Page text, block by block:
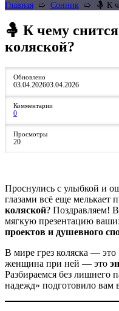
Главная ➯ Сонник ➯ 🤱 К
🤱 К чему
коляской?
Обновлено
03.04.202603.04.2026
Комментарии
0
Просмотры
20
Проснулись с улыбкой и
глазами всё еще мелькает
коляской? Поздравляем!
мягкую презентацию
проектов и душевного
В мире грез коляска — это
женщина при ней — это
Разбираемся без лишнего
надежд» подготовило